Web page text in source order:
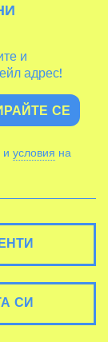
и
адрес!
СЕ
и условия
СИ